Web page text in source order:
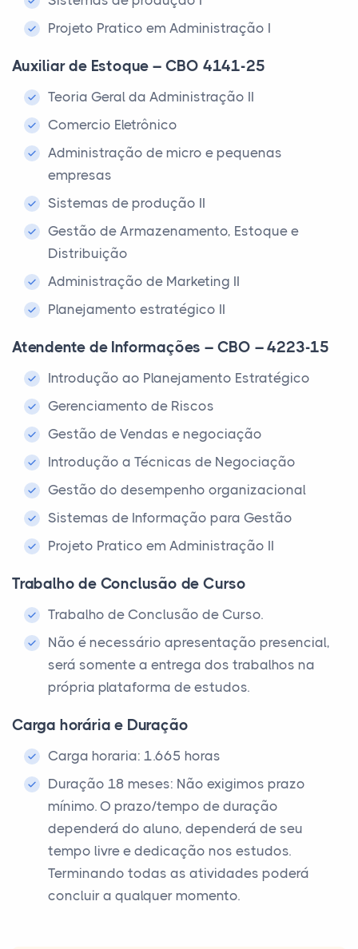
Projeto Pratico em Administração I
Auxiliar de Estoque – CBO 4141-25
Teoria Geral da Administração II
Comercio Eletrônico
Administração de micro e pequenas
empresas
Sistemas de produção II
Gestão de Armazenamento, Estoque e
Distribuição
Administração de Marketing II
Planejamento estratégico II
Atendente de Informações – CBO – 4223-15
Introdução ao Planejamento Estratégico
Gerenciamento de Riscos
Gestão de Vendas e negociação
Introdução a Técnicas de Negociação
Gestão do desempenho organizacional
Sistemas de Informação para Gestão
Projeto Pratico em Administração II
Trabalho de Conclusão de Curso
Trabalho de Conclusão de Curso.
Não é necessário apresentação presencial,
será somente a entrega dos trabalhos na
própria plataforma de estudos.
Carga horária e Duração
Carga horaria: 1.665 horas
Duração 18 meses: Não exigimos prazo
mínimo. O prazo/tempo de duração
dependerá do aluno, dependerá de seu
tempo livre e dedicação nos estudos.
Terminando todas as atividades poderá
concluir a qualquer momento.